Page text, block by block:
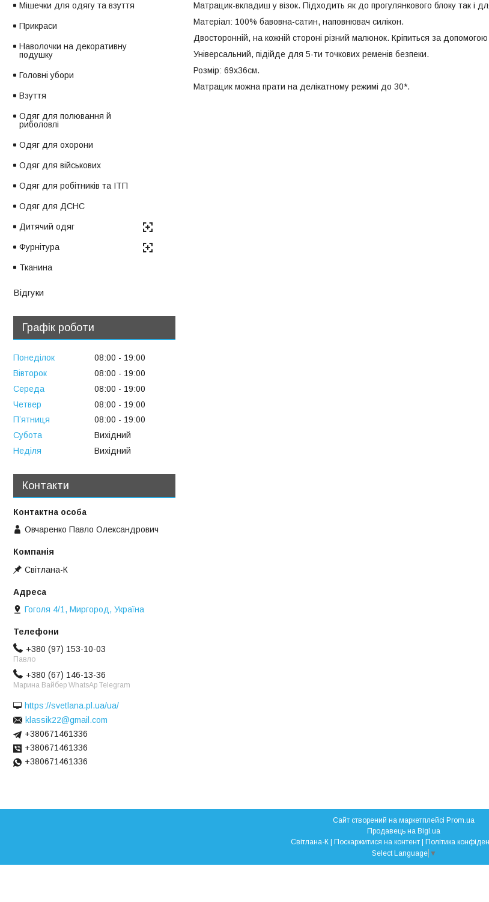
Матрацик-вкладиш у візок. Підходить як до прогулянкового блоку так і
Матеріал: 100% бавовна-сатин, наповнювач силікон.
Двосторонній, на кожній стороні різний малюнок. Кріпиться за допомогою
Універсальний, підійде для 5-ти точкових ременів безпеки.
Розмір: 69х36см.
Матрацик можна прати на делікатному режимі до 30*.
Мішечки для одягу та взуття
Прикраси
Наволочки на декоративну
подушку
Головні убори
Взуття
Одяг для полювання й
риболовлі
Одяг для охорони
Одяг для військових
Одяг для робітників та ІТП
Одяг для ДСНС
Дитячий одяг
Фурнітура
Тканина
Відгуки
Графік роботи
Понеділок 08:00
19:00
Вівторок
08:00
19:00
Середа
08:00
19:00
Четвер
08:00
19:00
Пʼятниця
08:00
19:00
Субота
Вихідний
Неділя
Вихідний
Контакти
Овчаренко Павло Олександрович
Свiтлана-К
Гоголя 4/1, Миргород, Україна
+380 (97) 153-10-03
Павло
+380 (67) 146-13-36
Марина Вайбер WhatsAp Telegram
https://svetlana.pl.ua/ua/
klassik22@gmail.com
+380671461336
+380671461336
+380671461336
Сайт створений на маркетплейсі Prom.ua
Продавець на Bigl.ua
Поскаржитися на контент
Політика
Select Language ▼